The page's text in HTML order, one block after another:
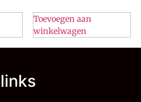
Toevoegen aan
winkelwagen